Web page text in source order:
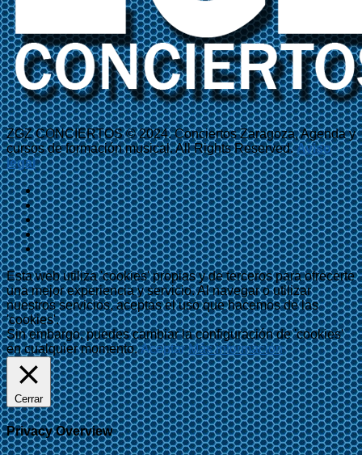
ZGZ CONCIERTOS © 2024. Conciertos Zaragoza, Agenda y
cursos de formación musical. All Rights Reserved.Aviso
legal
Esta web utiliza 'cookies' propias y de terceros para ofrecerte
una mejor experiencia y servicio. Al navegar o utilizar
nuestros servicios, aceptas el uso que hacemos de las
'cookies'.
Sin embargo, puedes cambiar la configuración de 'cookies'
en cualquier momento.Aceptar Más información
Cerrar
Privacy Overview